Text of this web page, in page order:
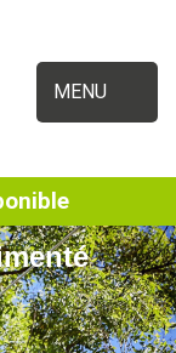
MENU